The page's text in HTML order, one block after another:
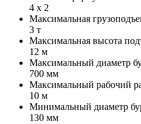
4 х 2
Максимальная
3 т
Максимальная высота
12 м
Максимальный диаметр
700 мм
Максимальный рабочий
10 м
Минимальный диаметр
130 мм